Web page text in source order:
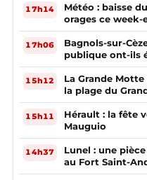
17h14
Météo : baisse
orages ce
17h06
Bagnols-sur-
publique ont-ils
la mairie ?
15h12
La Grande
la plage du
15h11
Hérault : la fête
Mauguio
14h37
Lunel : une
au Fort Saint-